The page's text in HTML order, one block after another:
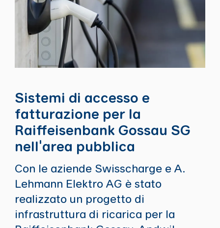
Sistemi di accesso e
fatturazione per la
Raiffeisenbank Gossau SG
nell'area pubblica
Con le aziende Swisscharge e A.
Lehmann Elektro AG è stato
realizzato un progetto di
infrastruttura di ricarica per la